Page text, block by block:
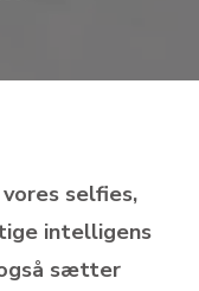
selfies,
intelligens
sætter